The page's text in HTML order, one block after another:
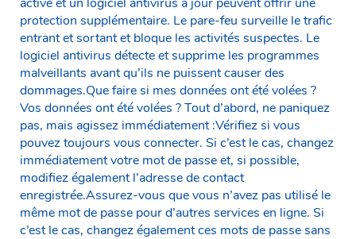
protection supplémentaire. Le pare-feu surveille le trafic
entrant et sortant et bloque les activités suspectes. Le
logiciel antivirus détecte et supprime les programmes
malveillants avant qu’ils ne puissent causer des
dommages.Que faire si mes données ont été volées ?
Vos données ont été volées ? Tout d’abord, ne paniquez
pas, mais agissez immédiatement :Vérifiez si vous
pouvez toujours vous connecter. Si c’est le cas, changez
immédiatement votre mot de passe et, si possible,
modifiez également l’adresse de contact
enregistrée.Assurez-vous que vous n’avez pas utilisé le
même mot de passe pour d’autres services en ligne. Si
c’est le cas, changez également ces mots de passe sans